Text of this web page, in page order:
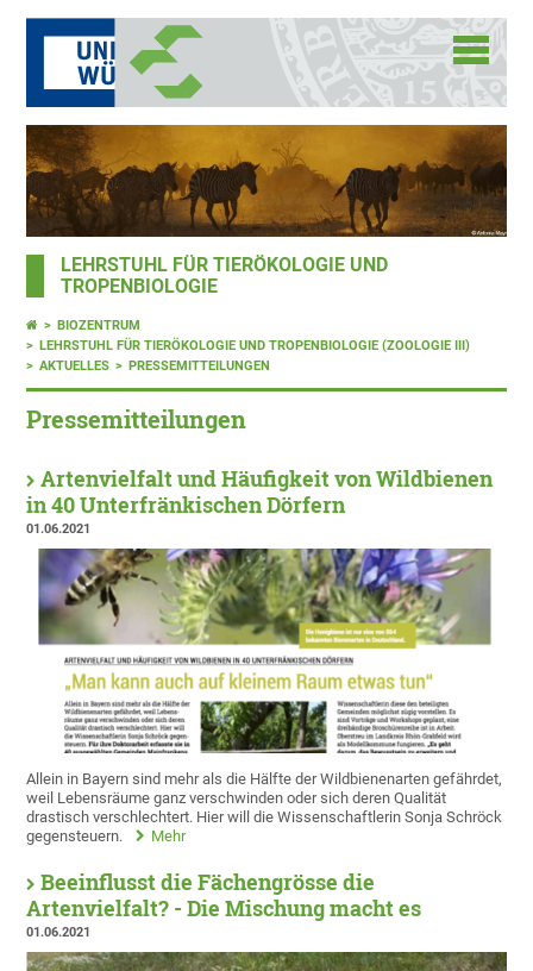
LEHRSTUHL FÜR TIERÖKOLOGIE UND
TROPENBIOLOGIE
BIOZENTRUM
LEHRSTUHL FÜR TIERÖKOLOGIE UND TROPENBIOLOGIE (ZOOLOGIE III)
AKTUELLES
PRESSEMITTEILUNGEN
Pressemitteilungen
Artenvielfalt und Häufigkeit von Wildbienen
in 40 Unterfränkischen Dörfern
01.06.2021
Allein in Bayern sind mehr als die Hälfte der Wildbienenarten gefährdet,
weil Lebensräume ganz verschwinden oder sich deren Qualität
drastisch verschlechtert. Hier will die Wissenschaftlerin Sonja Schröck
gegensteuern.
Mehr
Beeinflusst die Fächengrösse die
Artenvielfalt? - Die Mischung macht es
01.06.2021